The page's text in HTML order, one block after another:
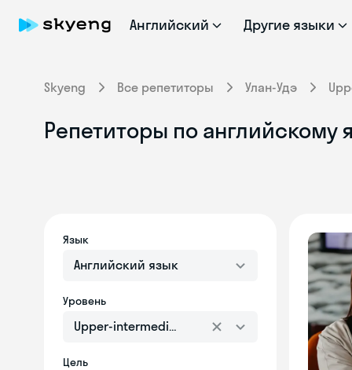
Английский Другие языки
Skyeng Все репетиторы Улан-Удэ
Репетиторы по английскому
Язык
Английский язык
Уровень
Upper-intermediate
Цель